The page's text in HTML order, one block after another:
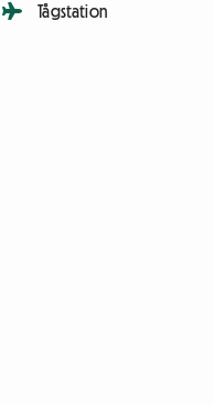
Tågstation